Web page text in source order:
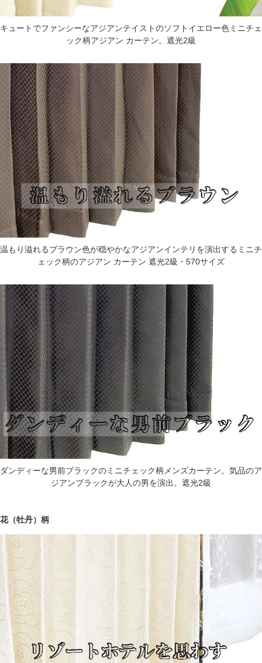
キュートでファンシーなアジアンテイストのソフトイエロー色ミニチェ
ック柄アジアン カーテン。遮光2級
温もり溢れるブラウン色が穏やかなアジアンインテリを演出するミニチ
ェック柄のアジアン カーテン 遮光2級・570サイズ
ダンディーな男前ブラックのミニチェック柄メンズカーテン。気品のア
ジアンブラックが大人の男を演出。遮光2級
花（牡丹）柄